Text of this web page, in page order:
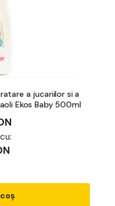
a jucariilor si a
Ekos Baby 500ml